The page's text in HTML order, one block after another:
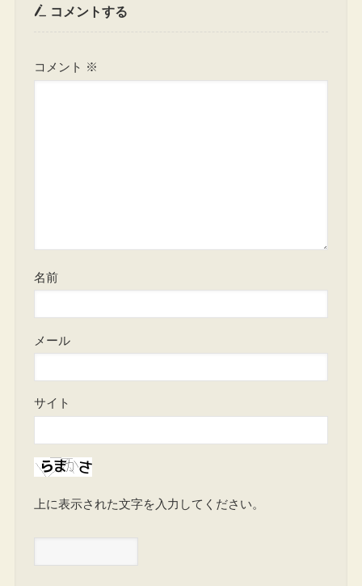
コメントする
コメント ※
名前
メール
サイト
上に表示された文字を入力してください。